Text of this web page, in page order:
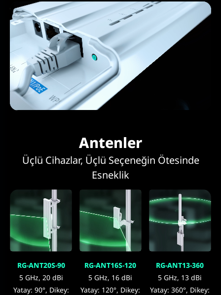
Antenler
Üçlü Cihazlar, Üçlü Seçeneğin Ötesinde
Esneklik
RG-ANT20S-90
5 GHz, 20 dBi
Yatay: 90°, Dikey:
RG-ANT16S-120
5 GHz, 16 dBi
Yatay: 120°, Dikey:
RG-ANT13-360
5 GHz, 13 dBi
Yatay: 360°, Dikey: